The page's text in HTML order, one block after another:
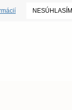
NESÚHLASÍM